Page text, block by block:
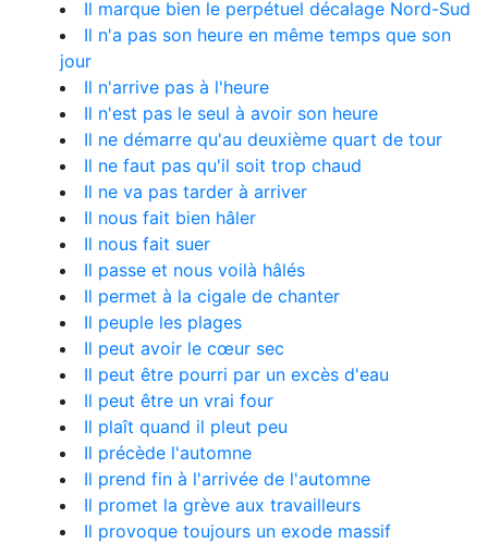
Il marque bien le perpétuel décalage Nord-Sud
Il n'a pas son heure en même temps que son
jour
Il n'arrive pas à l'heure
Il n'est pas le seul à avoir son heure
Il ne démarre qu'au deuxième quart de tour
Il ne faut pas qu'il soit trop chaud
Il ne va pas tarder à arriver
Il nous fait bien hâler
Il nous fait suer
Il passe et nous voilà hâlés
Il permet à la cigale de chanter
Il peuple les plages
Il peut avoir le cœur sec
Il peut être pourri par un excès d'eau
Il peut être un vrai four
Il plaît quand il pleut peu
Il précède l'automne
Il prend fin à l'arrivée de l'automne
Il promet la grève aux travailleurs
Il provoque toujours un exode massif